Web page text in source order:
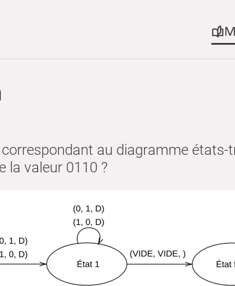
au diagramme
la valeur 0110 ?